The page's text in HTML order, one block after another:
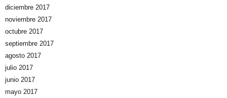
diciembre 2017
noviembre 2017
octubre 2017
septiembre 2017
agosto 2017
julio 2017
junio 2017
mayo 2017